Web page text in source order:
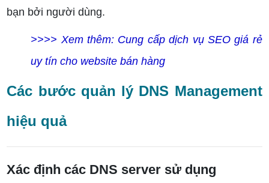
bạn bởi người dùng.
>>>> Xem thêm: Cung cấp dịch vụ SEO giá rẻ
uy tín cho website bán hàng
Các bước quản lý DNS Management
hiệu quả
Xác định các DNS server sử dụng